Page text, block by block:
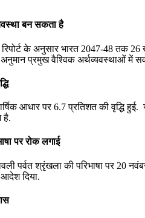
बन सकता है
रिपोर्ट के अनुसार भारत 2047-48 तक
प्रमुख वैश्विक अर्थव्‍यवस्‍थाओं में
आधार पर 6.7 प्रतिशत की वृद्धि
है.
पर रोक लगाई
पर्वत श्रृंखला की परिभाषा पर 20
दिया.